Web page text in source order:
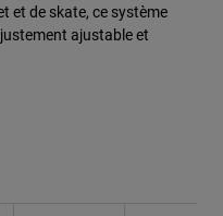
et de skate, ce système
ajustable et